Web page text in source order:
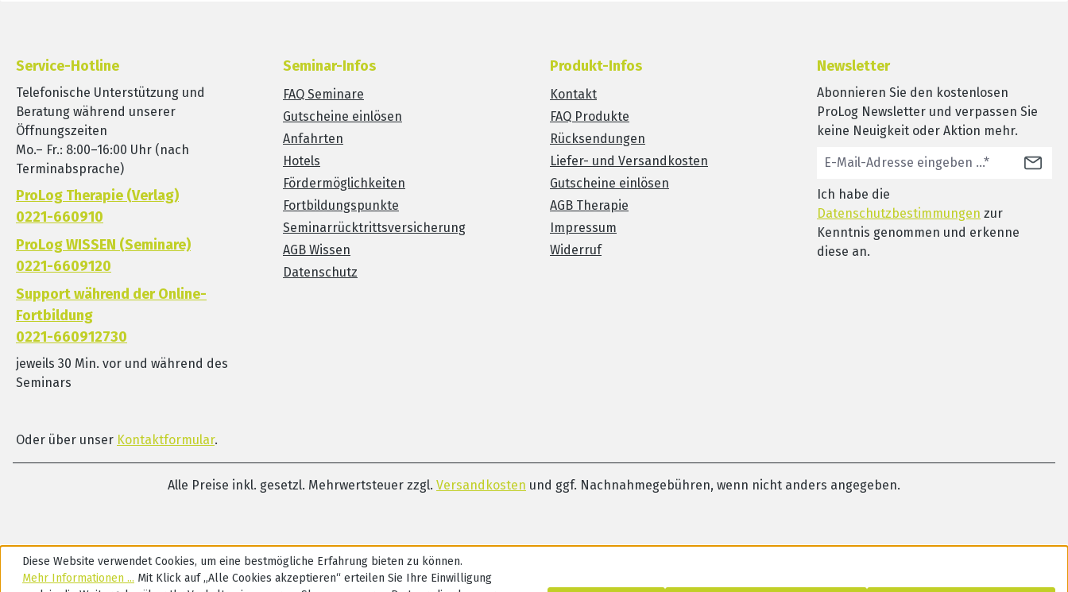
Service-Hotline
Telefonische Unterstützung und
Beratung während unserer
Öffnungszeiten
Mo.– Fr.: 8:00–16:00 Uhr (nach
Terminabsprache)
ProLog Therapie (Verlag)
0221-660910
ProLog WISSEN (Seminare)
0221-6609120
Support während der Online-
Fortbildung
0221-660912730
jeweils 30 Min. vor und während des
Seminars
Oder über unser Kontaktformular.
Seminar-Infos
FAQ Seminare
Gutscheine einlösen
Anfahrten
Hotels
Fördermöglichkeiten
Fortbildungspunkte
Seminarrücktrittsversicherung
AGB Wissen
Datenschutz
Produkt-Infos
Kontakt
FAQ Produkte
Rücksendungen
Liefer- und Versandkosten
Gutscheine einlösen
AGB Therapie
Impressum
Widerruf
Newsletter
Abonnieren Sie den kostenlosen
ProLog Newsletter und verpassen Sie
keine Neuigkeit oder Aktion mehr.
Ich habe die
Datenschutzbestimmungen zur
Kenntnis genommen und erkenne
diese an.
Alle Preise inkl. gesetzl. Mehrwertsteuer zzgl. Versandkosten und ggf. Nachnahmegebühren, wenn nicht anders angegeben.
Diese Website verwendet Cookies, um eine bestmögliche Erfahrung bieten zu können.
Mehr Informationen ... Mit Klick auf „Alle Cookies akzeptieren“ erteilen Sie Ihre Einwilligung